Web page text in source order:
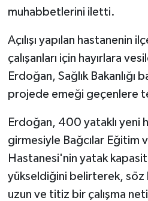
muhabbetlerini iletti.
Açılışı yapılan hastanenin
çalışanları için hayırlara
Erdoğan, Sağlık Bakanlığı
projede emeği geçenlere
Erdoğan, 400 yataklı yeni
girmesiyle Bağcılar Eğitim
Hastanesi'nin yatak
yükseldiğini belirterek, söz
uzun ve titiz bir çalışma